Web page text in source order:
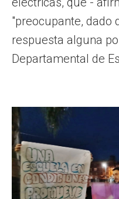
"preocupante, dado
respuesta alguna
Departamental de